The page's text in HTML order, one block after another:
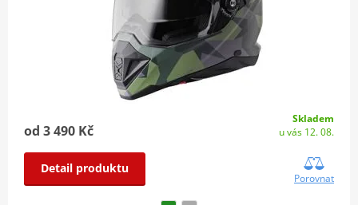
od 3 490 Kč
Skladem
u vás 12. 08.
Detail produktu
Porovnat